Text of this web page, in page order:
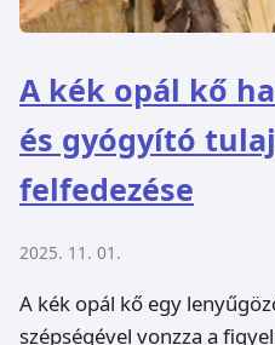
A kék opál kő
és gyógyító
felfedezése
2025. 11. 01.
A kék opál kő egy
szépségével vonzza a